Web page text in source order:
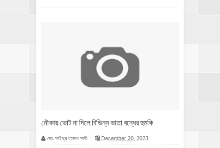
নৌকায় ভোট না দিলে বিভিন্ন ভাতা বন্ধের হুমকি
মোঃ সাইদুর রহমান সাদী December 20, 2023